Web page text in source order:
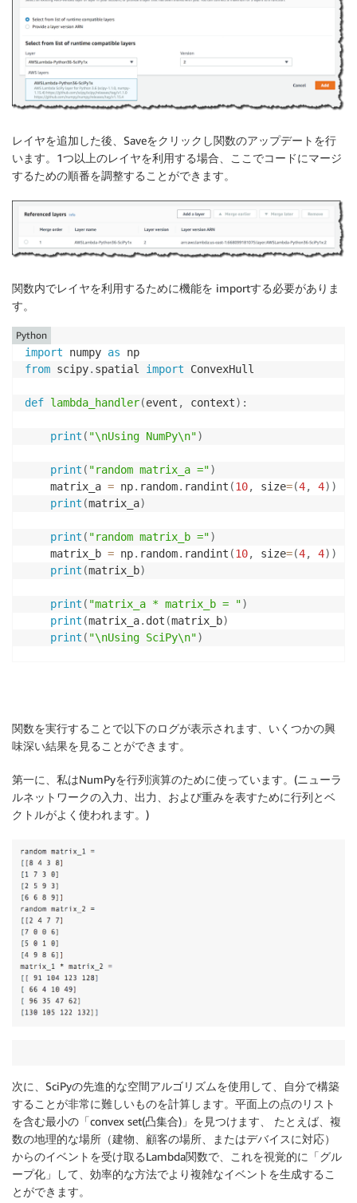
レイヤを追加した後、Saveをクリックし関数のアップデートを行
います。1つ以上のレイヤを利用する場合、ここでコードにマージ
するための順番を調整することができます。
関数内でレイヤを利用するために機能を importする必要がありま
す。
import numpy as
from scipy. spatial import ConvexHull
def lambda_handler(event , context) :
print ( "\nUsing NumPy\n")
print ( "random matrix_a =")
    matrix_a
= np. random. randint (10, size=(4, 4) )
print (matrix_a)
print ( "random matrix_b =")
    matrix_b
= np. random. randint (10, size=(4, 4) )
print (matrix_b)
print ( "matrix_a * matrix_b = ")
print (matrix_a. dot (matrix_b)
print ( "\nUsing SciPy\n")
for i point in enumerate( points
print( i, '->' point )
    hull
ConvexHull ( points
print
"The smallest convex set containing all"
        num_points
, "points has", len(hull.simplices
"sides,\nconnecting points:"
print
Python
関数を実行することで以下のログが表示されます、いくつかの興
味深い結果を見ることができます。
第一に、私はNumPyを行列演算のために使っています。(ニューラ
ルネットワークの入力、出力、および重みを表すために行列とベ
クトルがよく使われます。)
次に、SciPyの先進的な空間アルゴリズムを使用して、自分で構築
することが非常に難しいものを計算します。平面上の点のリスト
を含む最小の「convex set(凸集合)」を見つけます、 たとえば、複
数の地理的な場所（建物、顧客の場所、またはデバイスに対応）
からのイベントを受け取るLambda関数で、これを視覚的に「グル
ープ化」して、効率的な方法でより複雑なイベントを生成するこ
とができます。